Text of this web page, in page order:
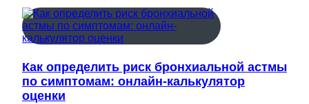
Как определить риск бронхиальной астмы
по симптомам: онлайн-калькулятор
оценки